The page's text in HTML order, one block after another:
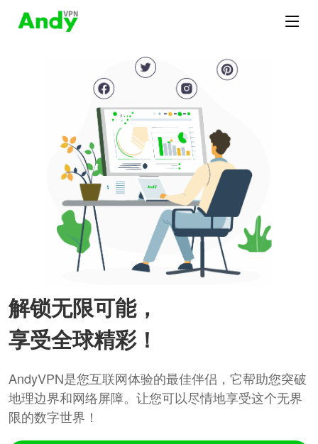
解锁无限可能，
享受全球精彩！
AndyVPN是您互联网体验的最佳伴侣，它帮助您突破
地理边界和网络屏障。让您可以尽情地享受这个无界
限的数字世界！